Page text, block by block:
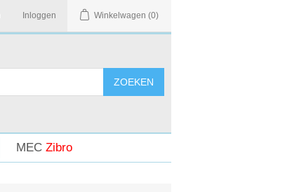
Inloggen Winkelwagen (0)
MEC Zibro